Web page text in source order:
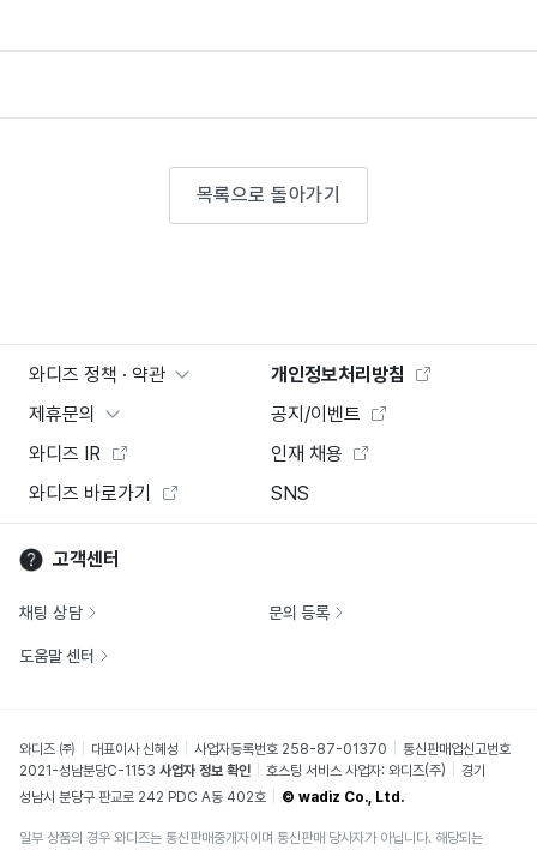
목록으로 돌아가기
와디즈 정책 · 약관
개인정보처리방침
제휴문의
공지/이벤트
와디즈 IR
인재 채용
와디즈 바로가기
SNS
고객센터
채팅 상담 문의 등록
도움말 센터
와디즈 ㈜ 대표이사 신혜성 사업자등록번호 258-87-01370
통신판매업신고번호
2021-성남분당C-1153 사업자 정보 확인 호스팅 서비스 사업자: 와디즈(주)
경기
성남시 분당구 판교로 242 PDC A동 402호
© wadiz Co., Ltd.
일부 상품의 경우 와디즈는 통신판매중개자이며 통신판매 당사자가 아닙니다. 해당되는